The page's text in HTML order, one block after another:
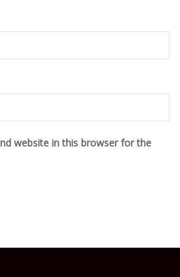
website in this browser for the